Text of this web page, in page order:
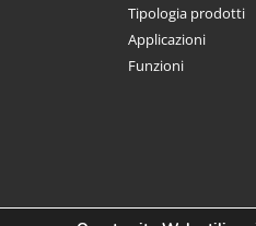
Tipologia prodotti
Applicazioni
Funzioni